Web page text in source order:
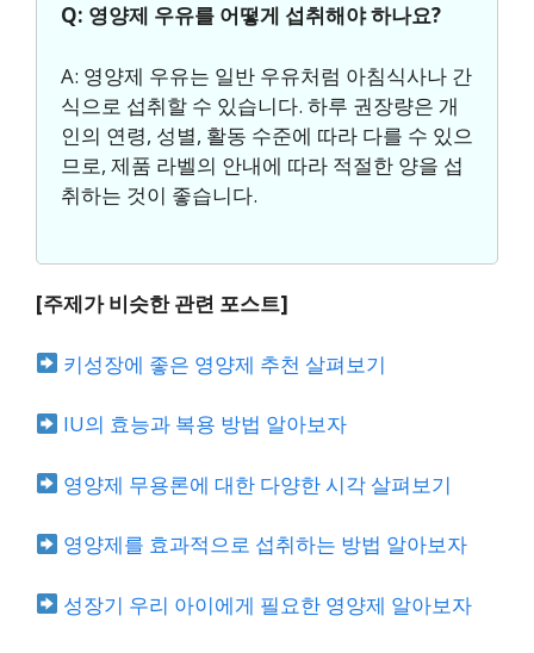
Q: 영양제 우유를 어떻게 섭취해야 하나요?
A: 영양제 우유는 일반 우유처럼 아침식사나 간
식으로 섭취할 수 있습니다. 하루 권장량은 개
인의 연령, 성별, 활동 수준에 따라 다를 수 있으
므로, 제품 라벨의 안내에 따라 적절한 양을 섭
취하는 것이 좋습니다.
[주제가 비슷한 관련 포스트]
키성장에 좋은 영양제 추천 살펴보기
IU의 효능과 복용 방법 알아보자
영양제 무용론에 대한 다양한 시각 살펴보기
영양제를 효과적으로 섭취하는 방법 알아보자
성장기 우리 아이에게 필요한 영양제 알아보자